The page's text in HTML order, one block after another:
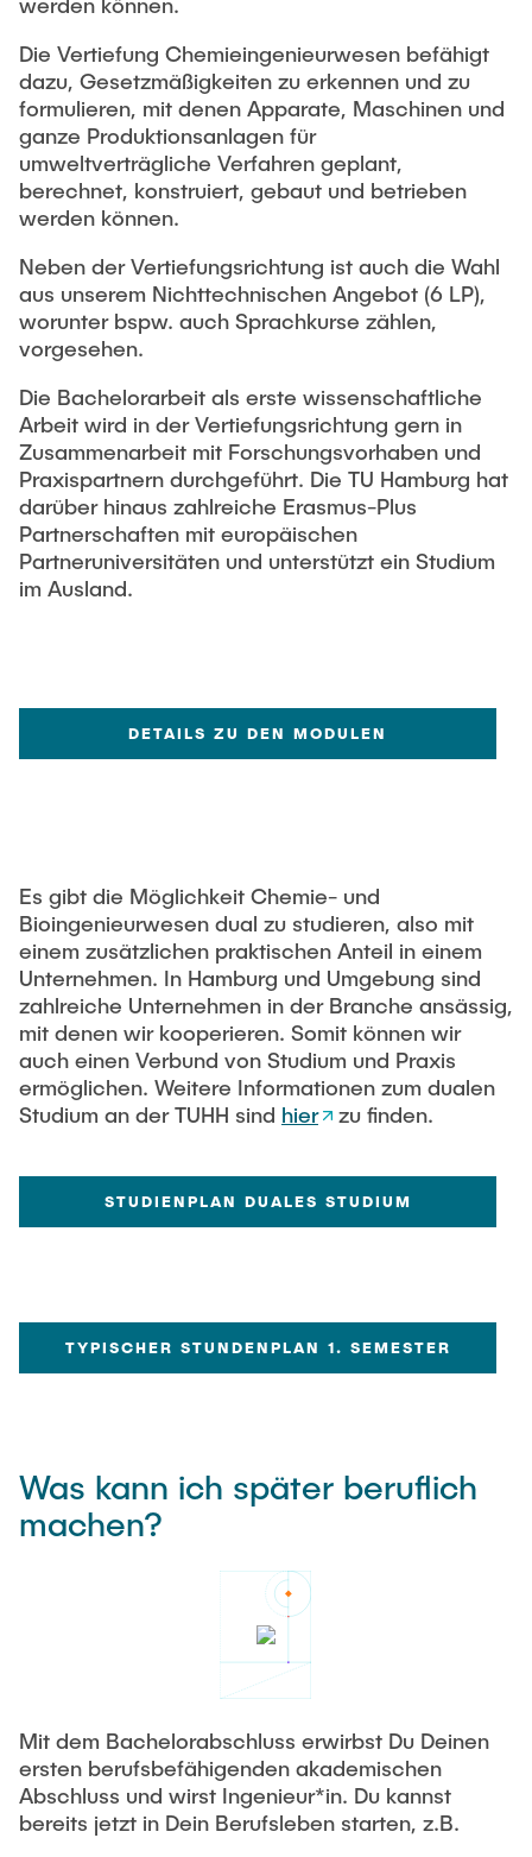
werden können.
Die Vertiefung Chemieingenieurwesen befähigt
dazu, Gesetzmäßigkeiten zu erkennen und zu
formulieren, mit denen Apparate, Maschinen und
ganze Produktionsanlagen für
umweltverträgliche Verfahren geplant,
berechnet, konstruiert, gebaut und betrieben
werden können.
Neben der Vertiefungsrichtung ist auch die Wahl
aus unserem Nichttechnischen Angebot (6 LP),
worunter bspw. auch Sprachkurse zählen,
vorgesehen.
Die Bachelorarbeit als erste wissenschaftliche
Arbeit wird in der Vertiefungsrichtung gern in
Zusammenarbeit mit Forschungsvorhaben und
Praxispartnern durchgeführt. Die TU Hamburg hat
darüber hinaus zahlreiche Erasmus-Plus
Partnerschaften mit europäischen
Partneruniversitäten und unterstützt ein Studium
im Ausland.
DETAILS ZU DEN MODULEN
Es gibt die Möglichkeit Chemie- und
Bioingenieurwesen dual zu studieren, also mit
einem zusätzlichen praktischen Anteil in einem
Unternehmen. In Hamburg und Umgebung sind
zahlreiche Unternehmen in der Branche ansässig,
mit denen wir kooperieren. Somit können wir
auch einen Verbund von Studium und Praxis
ermöglichen. Weitere Informationen zum dualen
Studium an der TUHH sind hier zu finden.
STUDIENPLAN DUALES STUDIUM
TYPISCHER STUNDENPLAN 1. SEMESTER
Was kann ich später beruflich
machen?
Mit dem Bachelorabschluss erwirbst Du Deinen
ersten berufsbefähigenden akademischen
Abschluss und wirst Ingenieur*in. Du kannst
bereits jetzt in Dein Berufsleben starten, z.B.